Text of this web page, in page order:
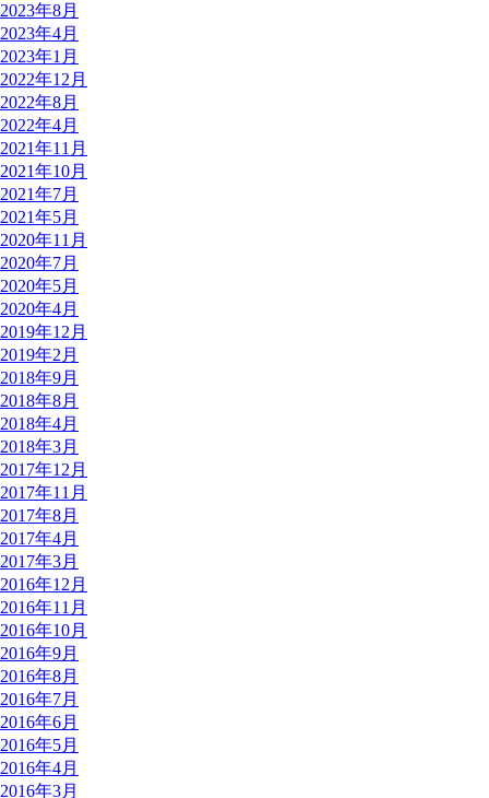
2023年8月
2023年4月
2023年1月
2022年12月
2022年8月
2022年4月
2021年11月
2021年10月
2021年7月
2021年5月
2020年11月
2020年7月
2020年5月
2020年4月
2019年12月
2019年2月
2018年9月
2018年8月
2018年4月
2018年3月
2017年12月
2017年11月
2017年8月
2017年4月
2017年3月
2016年12月
2016年11月
2016年10月
2016年9月
2016年8月
2016年7月
2016年6月
2016年5月
2016年4月
2016年3月